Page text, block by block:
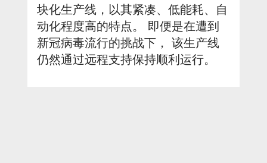
块化生产线，以其紧凑、低能耗、自
动化程度高的特点。 即便是在遭到
新冠病毒流行的挑战下， 该生产线
仍然通过远程支持保持顺利运行。